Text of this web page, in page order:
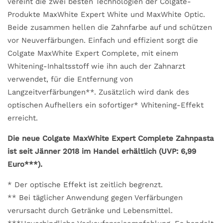
Produkte MaxWhite Expert White und MaxWhite Optic.
Beide zusammen hellen die Zahnfarbe auf und schützen
vor Neuverfärbungen. Einfach und effizient sorgt die
Colgate MaxWhite Expert Complete, mit einem
Whitening-Inhaltsstoff wie ihn auch der Zahnarzt
verwendet, für die Entfernung von
Langzeitverfärbungen**. Zusätzlich wird dank des
optischen Aufhellers ein sofortiger* Whitening-Effekt
erreicht.
Die neue Colgate MaxWhite Expert Complete Zahnpasta
ist seit Jänner 2018 im Handel erhältlich (UVP: 6,99
Euro***).
* Der optische Effekt ist zeitlich begrenzt.
** Bei täglicher Anwendung gegen Verfärbungen
verursacht durch Getränke und Lebensmittel.